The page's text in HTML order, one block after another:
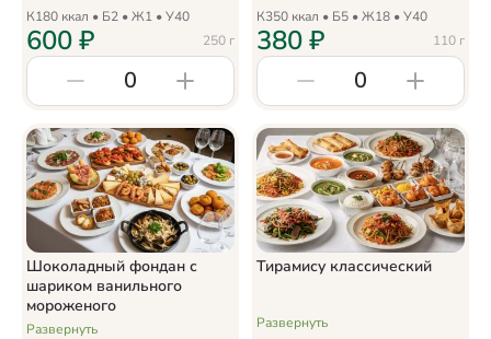
К180 ккал • Б2 • Ж1 • У40
250 г
600₽
0
К350 ккал • Б5 • Ж18 • У40
110 г
380₽
0
Шоколадный фондан с
шариком ванильного
мороженого
Развернуть
Тирамису классический
Развернуть